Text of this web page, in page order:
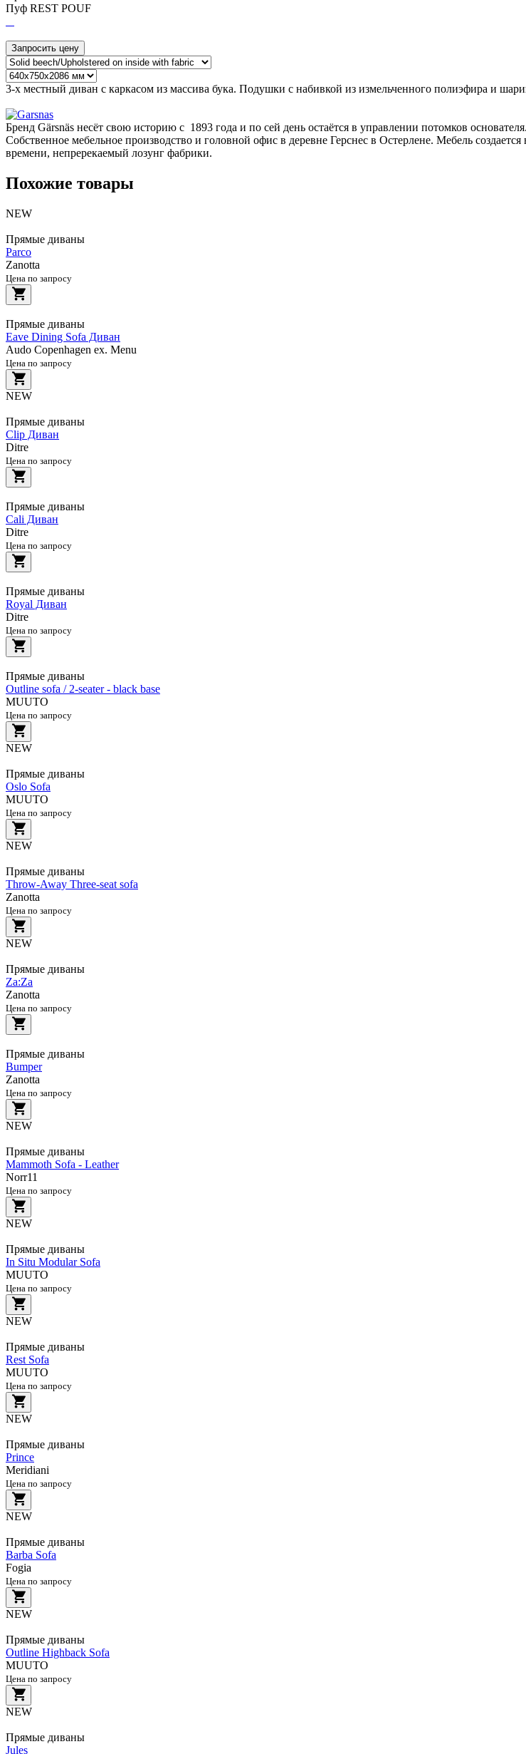
Пуф REST POUF
Запросить цену
3-х местный диван с каркасом из массива бука. Подушки с набивкой из измельченного полиэфира и
Бренд Gärsnäs несёт свою историю с 1893 года и по сей день остаётся в управлении потомков основателя.
Собственное мебельное производство и головной офис в деревне Герснес в Остерлене. Мебель
времени, непререкаемый лозунг фабрики.
Похожие товары
NEW
Прямые диваны
Parco
Zanotta
Цена по запросу
Прямые диваны
Eave Dining Sofa Диван
Audo Copenhagen ex. Menu
Цена по запросу
NEW
Прямые диваны
Clip Диван
Ditre
Цена по запросу
Прямые диваны
Cali Диван
Ditre
Цена по запросу
Прямые диваны
Royal Диван
Ditre
Цена по запросу
Прямые диваны
Outline sofa / 2-seater - black base
MUUTO
Цена по запросу
NEW
Прямые диваны
Oslo Sofa
MUUTO
Цена по запросу
NEW
Прямые диваны
Throw-Away Three-seat sofa
Zanotta
Цена по запросу
NEW
Прямые диваны
Za:Za
Zanotta
Цена по запросу
Прямые диваны
Bumper
Zanotta
Цена по запросу
NEW
Прямые диваны
Mammoth Sofa - Leather
Norr11
Цена по запросу
NEW
Прямые диваны
In Situ Modular Sofa
MUUTO
Цена по запросу
NEW
Прямые диваны
Rest Sofa
MUUTO
Цена по запросу
NEW
Прямые диваны
Prince
Meridiani
Цена по запросу
NEW
Прямые диваны
Barba Sofa
Fogia
Цена по запросу
NEW
Прямые диваны
Outline Highback Sofa
MUUTO
Цена по запросу
NEW
Прямые диваны
Jules